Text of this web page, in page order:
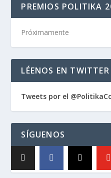
PREMIOS POLITIKA
Próximamente
LÉENOS EN TWITTER
Tweets por el
SÍGUENOS